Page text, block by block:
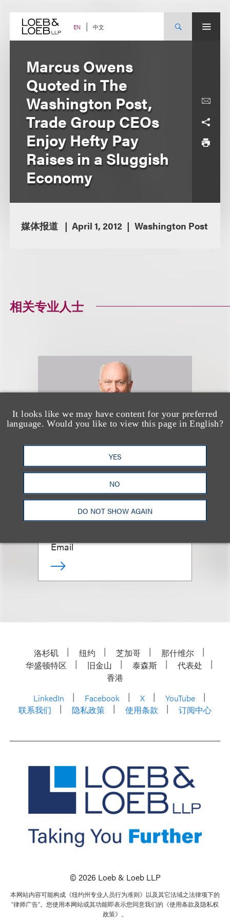
content EN 中文
It looks like we may have content for your preferred
language. Would you like to view this page in English?
YES
NO
DO NOT SHOW AGAIN
Marcus Owens
Quoted in The
Washington Post,
Trade Group CEOs
Enjoy Hefty Pay
Raises in a Sluggish
Economy
媒体报道 April 1, 2012 Washington Post
相关专业人士
Marcus S. Owens
合伙人
Email
洛杉矶 纽约 芝加哥
那什维尔
华盛顿特区
旧金山 泰森斯
代表处
香港
LinkedIn
Facebook X
YouTube
联系我们
隐私政策 使用条款 订阅中心
© 2026 Loeb & Loeb LLP
本网站内容可能构成《纽约州专业人员行为准则》以及其它法域之法律项下的
“律师广告”。您使用本网站或其功能即表示您同意我们的《使用条款及隐私权
政策》。